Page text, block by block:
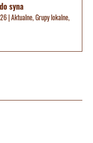
syna
|Aktualne,Grupy lokalne,